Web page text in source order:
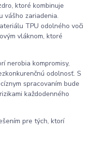
ktoré kombinuje
vášho zariadenia.
TPU odolného voči
vláknom, ktoré
nerobia kompromisy,
odolnosť. S
spracovaním bude
každodenného
pre tých, ktorí